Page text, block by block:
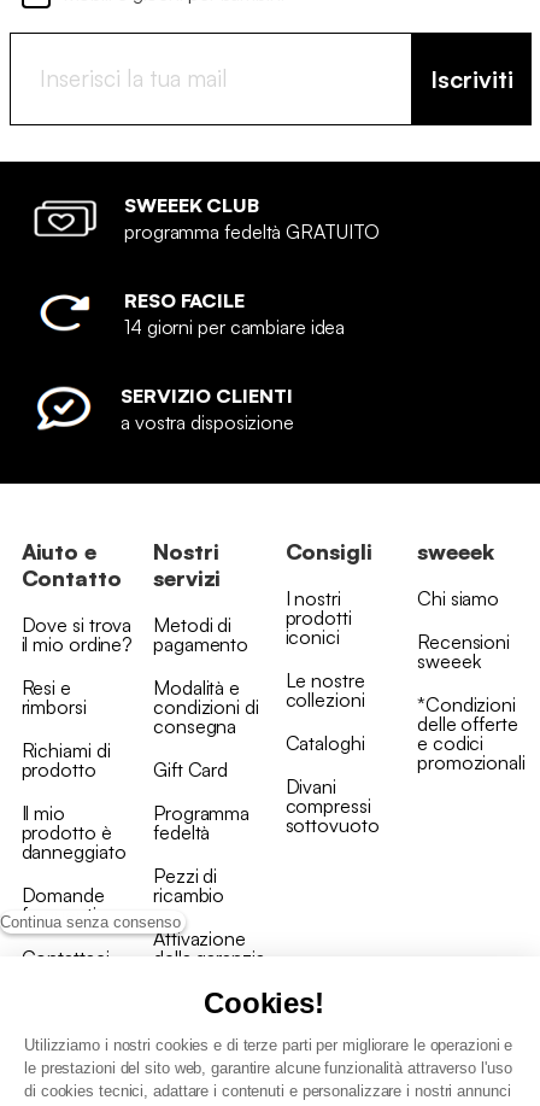
Continua senza consenso
Cookies!
Utilizziamo i nostri cookies e di terze parti per migliorare le operazioni e
le prestazioni del sito web, garantire alcune funzionalità attraverso l'uso
di cookies tecnici, adattare i contenuti e personalizzare i nostri annunci
Iscriviti
SWEEEK CLUB
programma fedeltà GRATUITO
RESO FACILE
14 giorni per cambiare idea
SERVIZIO CLIENTI
a vostra disposizione
Aiuto e
Contatto
Dove si trova
il mio ordine?
Resi e
rimborsi
Richiami di
prodotto
Il mio
prodotto è
danneggiato
Domande
frequenti
Contattaci
Nostri
servizi
Metodi di
pagamento
Modalità e
condizioni di
consegna
Gift Card
Programma
fedeltà
Pezzi di
ricambio
Attivazione
della garanzia
Consigli
I nostri
prodotti
iconici
Le nostre
collezioni
Cataloghi
Divani
compressi
sottovuoto
sweeek
Chi siamo
Recensioni
sweeek
*Condizioni
delle offerte
e codici
promozionali